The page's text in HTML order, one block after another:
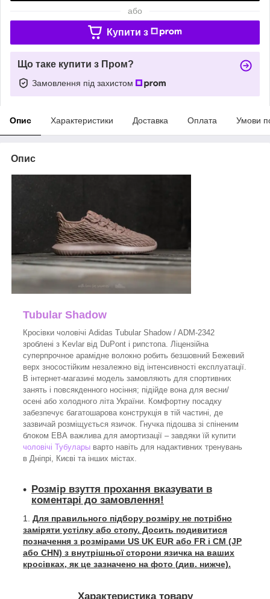
або
Купити з
Що таке купити з Пром?
Замовлення під захистом
Опис Характеристики Доставка Оплата Умови
Опис
Tubular Shadow
Кросівки чоловічі Adidas Tubular Shadow / ADM-2342
зроблені з Kevlar від DuPont і рипстопа. Ліцензійна
суперпрочное арамідне волокно робить безшовний Бежевий
верх зносостійким незалежно від інтенсивності експлуатації.
В інтернет-магазині модель замовляють для спортивних
занять і повсякденного носіння; підійде вона для весни/
осені або холодного літа України. Комфортну посадку
забезпечує багатошарова конструкція в тій частині, де
зазвичай розміщується язичок. Гнучка підошва зі спіненим
блоком ЕВА важлива для амортизації – завдяки їй купити
чоловічі Тубулары варто навіть для надактивних тренувань
в Дніпрі, Києві та інших містах.
Розмір взуття прохання вказувати в
коментарі до замовлення!
Для правильного підбору розміру не потрібно
заміряти устілку або стопу. Досить подивитися
позначення з розмірами US UK EUR або FR і СМ (JP
або CHN) з внутрішньої сторони язичка на ваших
кросівках, як це зазначено на фото (див. нижче).
Характеристика товару